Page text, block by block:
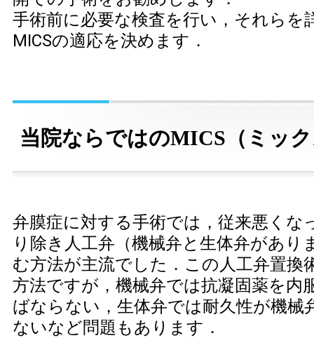
手術前に必要な検査を行い，それらを
MICSの適応を決めます．
当院ならではのMICS（ミッ
弁膜症に対する手術では，従来悪くな
り除き人工弁（機械弁と生体弁があり
む方法が主流でした．この人工弁置換
方法ですが，機械弁では抗凝固薬を内
ばならない，生体弁では耐久性が機械
ないなど問題もあります．